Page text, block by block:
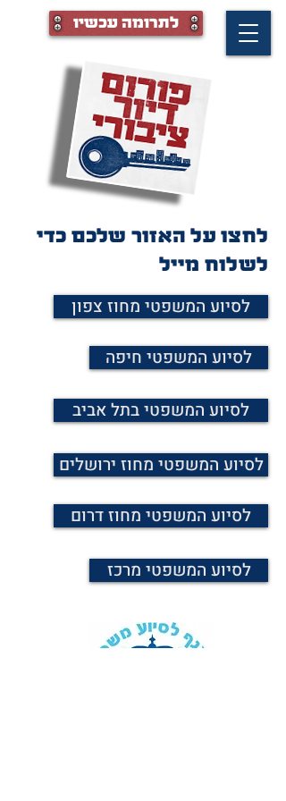
לתרומה עכשיו
לחצו על האזור שלכם כדי
לשלוח מייל
לסיוע המשפטי מחוז צפון
לסיוע המשפטי חיפה
לסיוע המשפטי בתל אביב
לסיוע המשפטי מחוז ירושלים
לסיוע המשפטי מחוז דרום
לסיוע המשפטי מרכז